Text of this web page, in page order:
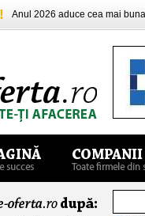
Anul 2026 aduce cea mai buna